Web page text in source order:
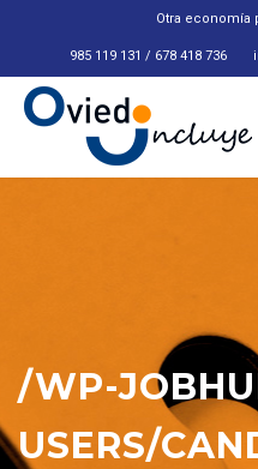
Otra economía
985 119 131 / 678 418 736
/WP-
USERS/